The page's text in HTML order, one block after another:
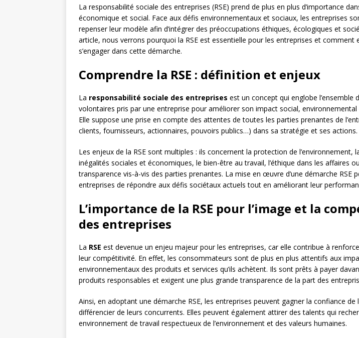
La responsabilité sociale des entreprises (RSE) prend de plus en plus d’importance
économique et social. Face aux défis environnementaux et sociaux, les entreprises
repenser leur modèle afin d’intégrer des préoccupations éthiques, écologiques et
article, nous verrons pourquoi la RSE est essentielle pour les entreprises et comment
s’engager dans cette démarche.
Comprendre la RSE : définition et enjeux
La responsabilité sociale des entreprises est un concept qui englobe l’ensemble
volontaires pris par une entreprise pour améliorer son impact social,
Elle suppose une prise en compte des attentes de toutes les parties prenantes de
clients, fournisseurs, actionnaires, pouvoirs publics…) dans sa stratégie et ses actions.
Les enjeux de la RSE sont multiples : ils concernent la protection de l’environnement,
inégalités sociales et économiques, le bien-être au travail, l’éthique dans les affaires
transparence vis-à-vis des parties prenantes. La mise en œuvre d’une démarche RSE
entreprises de répondre aux défis sociétaux actuels tout en améliorant leur
L’importance de la RSE pour l’image et la
des entreprises
La RSE est devenue un enjeu majeur pour les entreprises, car elle contribue à
leur compétitivité. En effet, les consommateurs sont de plus en plus attentifs aux
environnementaux des produits et services qu’ils achètent. Ils sont prêts à payer
produits responsables et exigent une plus grande transparence de la part des
Ainsi, en adoptant une démarche RSE, les entreprises peuvent gagner la confiance de
différencier de leurs concurrents. Elles peuvent également attirer des talents qui
environnement de travail respectueux de l’environnement et des valeurs humaines.